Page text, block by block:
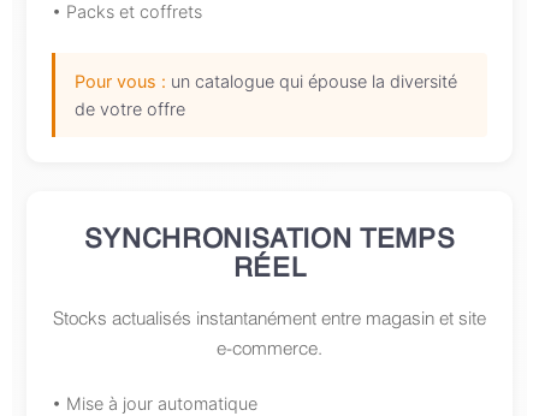
• Packs et coffrets
Pour vous : un catalogue qui épouse la diversité
de votre offre
SYNCHRONISATION TEMPS
RÉEL
Stocks actualisés instantanément entre magasin et site
e-commerce.
• Mise à jour automatique